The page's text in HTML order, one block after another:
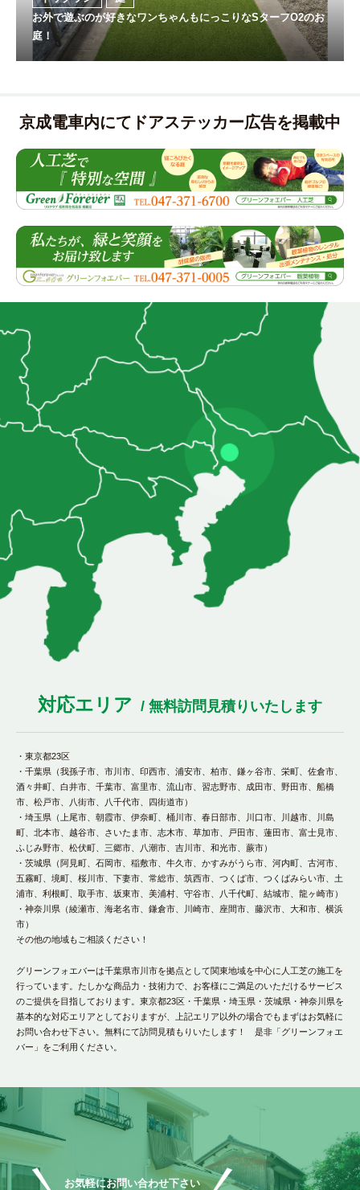
お外で遊ぶのが好きなワンちゃんもにっこりなSターフO2のお
庭！
京成電車内にてドアステッカー広告を掲載中
対応エリア / 無料訪問見積りいたします
・東京都23区
・千葉県（我孫子市、市川市、印西市、浦安市、柏市、鎌ヶ谷市、栄町、佐倉市、
酒々井町、白井市、千葉市、富里市、流山市、習志野市、成田市、野田市、船橋
市、松戸市、八街市、八千代市、四街道市）
・埼玉県（上尾市、朝霞市、伊奈町、桶川市、春日部市、川口市、川越市、川島
町、北本市、越谷市、さいたま市、志木市、草加市、戸田市、蓮田市、富士見市、
ふじみ野市、松伏町、三郷市、八潮市、吉川市、和光市、蕨市）
・茨城県（阿見町、石岡市、稲敷市、牛久市、かすみがうら市、河内町、古河市、
五霧町、境町、桜川市、下妻市、常総市、筑西市、つくば市、つくばみらい市、土
浦市、利根町、取手市、坂東市、美浦村、守谷市、八千代町、結城市、龍ヶ崎市）
・神奈川県（綾瀬市、海老名市、鎌倉市、川崎市、座間市、藤沢市、大和市、横浜
市）
その他の地域もご相談ください！
グリーンフォエバーは千葉県市川市を拠点として関東地域を中心に人工芝の施工を
行っています。たしかな商品力・技術力で、お客様にご満足のいただけるサービス
のご提供を目指しております。東京都23区・千葉県・埼玉県・茨城県・神奈川県を
基本的な対応エリアとしておりますが、上記エリア以外の場合でもまずはお気軽に
お問い合わせ下さい。無料にて訪問見積もりいたします！ 是非「グリーンフォエ
バー」をご利用ください。
お気軽にお問い合わせ下さい